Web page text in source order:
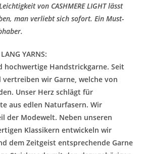
von CASHMERE LIGHT lässt
man verliebt sich sofort. Ein Must-
YARNS:
hochwertige Handstrickgarne. Seit
vertreiben wir Garne, welche von
Unser Herz schlägt für
aus edlen Naturfasern. Wir
der Modewelt. Neben unseren
Klassikern entwickeln wir
dem Zeitgeist entsprechende Garne